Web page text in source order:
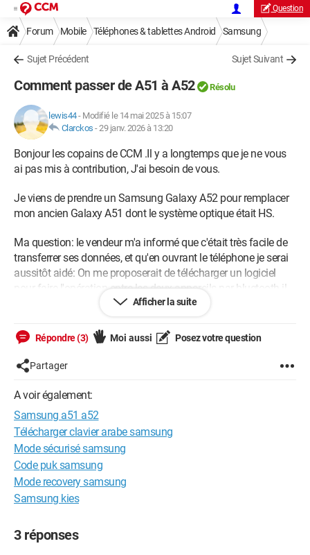
Question
Forum Mobile Téléphones & tablettes Android Samsung
Sujet Précédent Sujet Suivant
Comment passer de A51 à A52 Résolu
lewis44- Modifié le 14 mai 2025 à 15:07
Clarckos -29 janv. 2026 à 13:20
Bonjour les copains de CCM .Il y a longtemps que je ne vous
ai pas mis à contribution, J'ai besoin de vous.
Je viens de prendre un Samsung Galaxy A52 pour remplacer
mon ancien Galaxy A51 dont le système optique était HS.
Ma question: le vendeur m'a informé que c'était très facile de
transferrer ses données, et qu'en ouvrant le téléphone je serai
aussitôt aidé: On me proposerait de télécharger un logiciel
pour faire l'opération entre les deux appareils par bluetooth il
Avant toute chose j'ai préféré avoir votre avis.
Si vous pouvez m'aider
Merci
Lewis44
Afficher la suite
Répondre (3) Moi aussi Posez votre question
Partager
A voir également:
Samsung a51 a52
Télécharger clavier arabe samsung
Mode sécurisé samsung
Code puk samsung
Mode recovery samsung
Samsung kies
3 réponses